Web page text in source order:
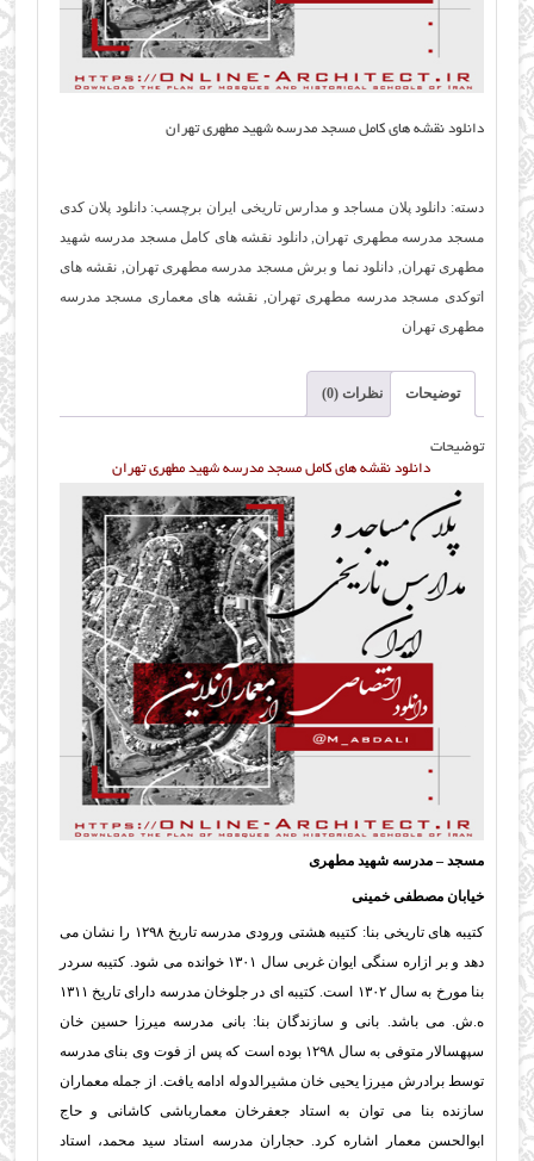
دانلود نقشه های کامل مسجد مدرسه شهید مطهری تهران
دسته: دانلود پلان مساجد و مدارس تاریخی ایران برچسب:دانلود پلان کدی
مسجد مدرسه مطهری تهران,دانلود نقشه های کامل مسجد مدرسه شهید
مطهری تهران, دانلود نما و برش مسجد مدرسه مطهری تهران, نقشه های
اتوکدی مسجد مدرسه مطهری تهران, نقشه های معماری مسجد مدرسه
مطهری تهران
توضیحات نظرات (0)
توضیحات
دانلود نقشه های کامل مسجد مدرسه شهید مطهری تهران
مسجد – مدرسه شهید مطهری
خیابان مصطفی خمینی
کتیبه های تاریخی بنا: كتيبه هشتی ورودی مدرسه تاریخ ۱۲۹۸ را نشان می
دهد و بر ازاره سنگی ایوان غربی سال ۱۳۰۱ خوانده می شود. کتیبه سردر
بنا مورخ به سال ۱۳۰۲ است. کتیبه ای در جلوخان مدرسه دارای تاریخ ۱۳۱۱
ه.ش. می باشد. بانی و سازندگان بنا: بانی مدرسه میرزا حسین خان
سپهسالار متوفی به سال ۱۲۹۸ بوده است که پس از فوت وی بنای مدرسه
توسط برادرش میرزا یحیی خان مشیرالدوله ادامه یافت. از جمله معماران
سازنده بنا می توان به استاد جعفرخان معمارباشی کاشانی و حاج
ابوالحسن معمار اشاره کرد. حجاران مدرسه استاد سید محمد، استاد